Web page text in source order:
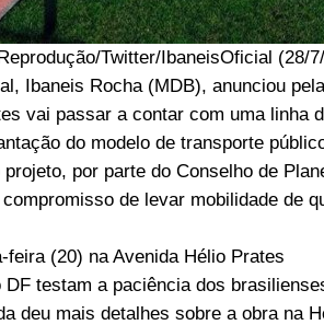
Twitter/IbaneisOficial (28/
Ibaneis Rocha (MDB), anunciou
vai passar a contar com uma linha
do modelo de transporte
por parte do Conselho de
de levar mobilidade de
(20) na Avenida Hélio Prates
testam a paciência dos
deu mais detalhes sobre a obra na